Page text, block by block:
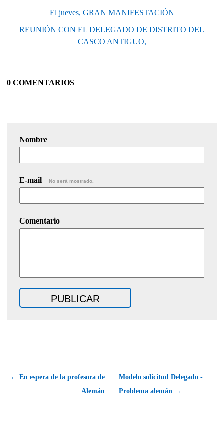
El jueves, GRAN MANIFESTACIÓN
REUNIÓN CON EL DELEGADO DE DISTRITO DEL
CASCO ANTIGUO,
0 COMENTARIOS
Nombre
E-mail No será mostrado.
Comentario
← En espera de la profesora de
Alemán
Modelo solicitud Delegado -
Problema alemán →